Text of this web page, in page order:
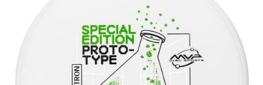
images
gallery